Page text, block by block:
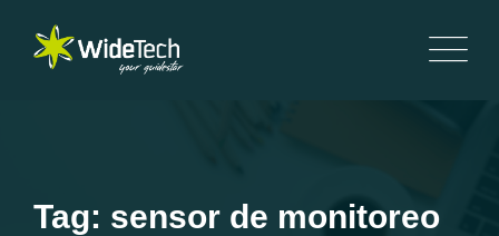
Tag: sensor de monitoreo